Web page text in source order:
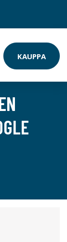
KAUPPA